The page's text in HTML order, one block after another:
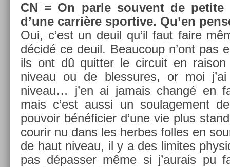
CN = On parle souvent de petite
d’une carrière spor­tive. Qu’en
Oui, c’est un deuil qu’il faut faire
décidé ce deuil. Be­aucoup n’ont pas
ils ont dû quitt­er le cir­cuit en
niveau ou de bles­sures, or moi
niveau… j’en ai jamais changé en
mais c’est aussi un soulage­ment
pouvoir bénéfici­er d’une vie plus
co­urir nu dans les her­bes fol­les en
de haut niveau, il y a des li­mites
pas dépass­er même si j’aurais pu